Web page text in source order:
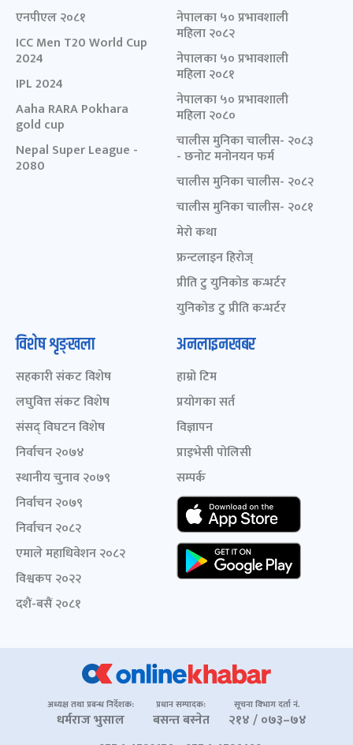
एनपीएल २०८१
ICC Men T20 World Cup
2024
IPL 2024
Aaha RARA Pokhara
gold cup
Nepal Super League -
2080
नेपालका ५० प्रभावशाली
महिला २०८२
नेपालका ५० प्रभावशाली
महिला २०८१
नेपालका ५० प्रभावशाली
महिला २०८०
चालीस मुनिका चालीस- २०८३
- छनोट मनोनयन फर्म
चालीस मुनिका चालीस- २०८२
चालीस मुनिका चालीस- २०८१
मेरो कथा
फ्रन्टलाइन हिरोज्
प्रीति टु युनिकोड कन्भर्टर
युनिकोड टु प्रीति कन्भर्टर
विशेष शृङ्खला
सहकारी संकट विशेष
लघुवित्त संकट विशेष
संसद् विघटन विशेष
निर्वाचन २०७४
स्थानीय चुनाव २०७९
निर्वाचन २०७९
निर्वाचन २०८२
एमाले महाधिवेशन २०८२
विश्वकप २०२२
दशैं-बसैं २०८१
अनलाइनखबर
हाम्रो टिम
प्रयोगका सर्त
विज्ञापन
प्राइभेसी पोलिसी
सम्पर्क
अध्यक्ष तथा प्रबन्ध निर्देशक:
धर्मराज भुसाल
प्रधान सम्पादक:
बसन्त बस्नेत
सूचना विभाग दर्ता नं.
२१४ / ०७३–७४